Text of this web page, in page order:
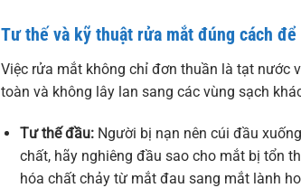
Tư thế và kỹ thuật rửa mắt đúng cách
Việc rửa mắt không chỉ đơn thuần là tạt nước
toàn và không lây lan sang các vùng sạch
Tư thế đầu:Người bị nạn nên cúi đầu
chất, hãy nghiêng đầu sao cho mắt bị tổn
hóa chất chảy từ mắt đau sang mắt lành